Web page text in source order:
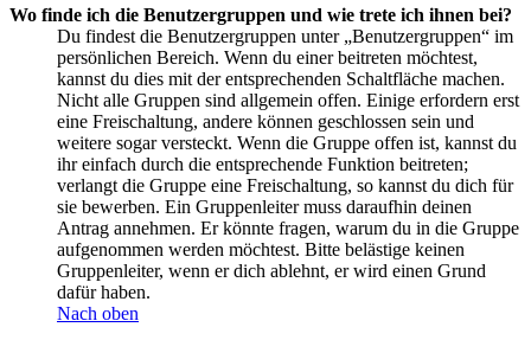
Wo finde ich die Benutzergruppen und wie trete ich ihnen bei?
Du findest die Benutzergruppen unter „Benutzergruppen“ im
persönlichen Bereich. Wenn du einer beitreten möchtest,
kannst du dies mit der entsprechenden Schaltfläche machen.
Nicht alle Gruppen sind allgemein offen. Einige erfordern erst
eine Freischaltung, andere können geschlossen sein und
weitere sogar versteckt. Wenn die Gruppe offen ist, kannst du
ihr einfach durch die entsprechende Funktion beitreten;
verlangt die Gruppe eine Freischaltung, so kannst du dich für
sie bewerben. Ein Gruppenleiter muss daraufhin deinen
Antrag annehmen. Er könnte fragen, warum du in die Gruppe
aufgenommen werden möchtest. Bitte belästige keinen
Gruppenleiter, wenn er dich ablehnt, er wird einen Grund
dafür haben.
Nach oben